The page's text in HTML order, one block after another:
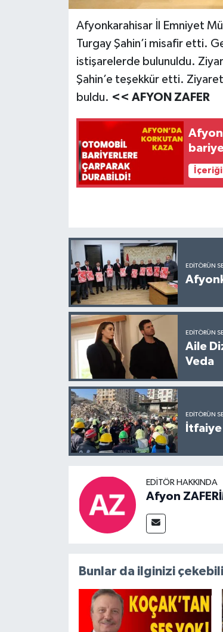
Afyonkarahisar İl Emniyet
Turgay Şahin’i misafir etti.
istişarelerde bulunuldu.
Şahin’e teşekkür etti. Ziyaret
buldu. << AFYON ZAFER
EDITÖRÜN
EDITÖRÜN
Aile
Veda
EDITÖRÜN
EDITÖR HAKKINDA
Afyon
Bunlar da ilginizi